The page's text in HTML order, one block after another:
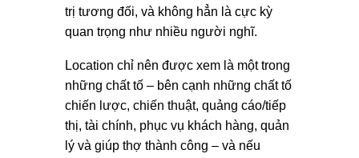
trị tương đối, và không hẳn là cực kỳ
quan trọng như nhiều người nghĩ.
Location chỉ nên được xem là một trong
những chất tố – bên cạnh những chất tố
chiến lược, chiến thuật, quảng cáo/tiếp
thị, tài chính, phục vụ khách hàng, quản
lý và giúp thợ thành công – và nếu